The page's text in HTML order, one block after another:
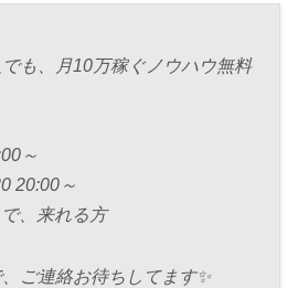
でも、月10万稼ぐノウハウ無料
～
20:00～
、来れる方
ご連絡お待ちしてます✨